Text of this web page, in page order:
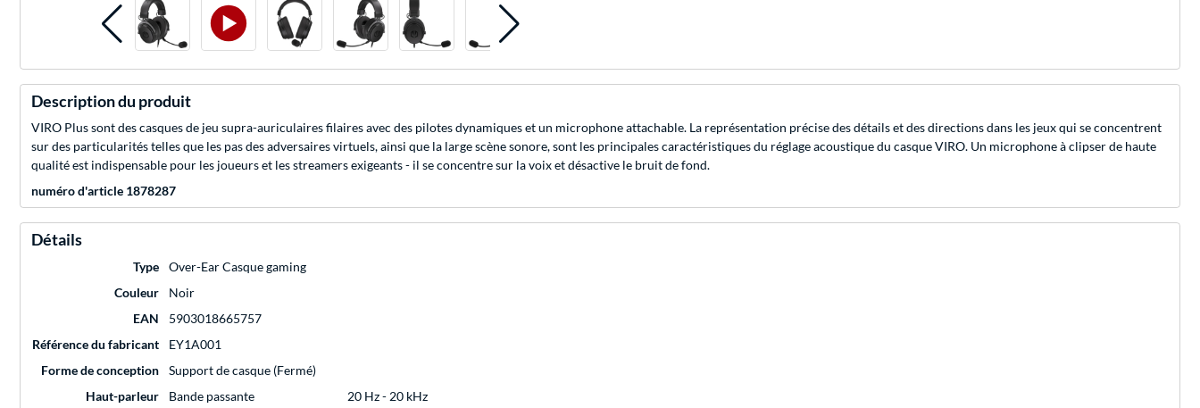
Description du produit
VIRO Plus sont des casques de jeu supra-auriculaires filaires avec des pilotes dynamiques et un microphone attachable. La représentation précise des détails et des directions dans les jeux qui se concentrent
sur des particularités telles que les pas des adversaires virtuels, ainsi que la large scène sonore, sont les principales caractéristiques du réglage acoustique du casque VIRO. Un microphone à clipser de haute
qualité est indispensable pour les joueurs et les streamers exigeants - il se concentre sur la voix et désactive le bruit de fond.
numéro d'article 1878287
Détails
Type
Over-Ear Casque gaming
Couleur
Noir
EAN
5903018665757
Référence du fabricant
EY1A001
Forme de conception
Support de casque (Fermé)
Haut-parleur
Bande passante
20 Hz - 20 kHz